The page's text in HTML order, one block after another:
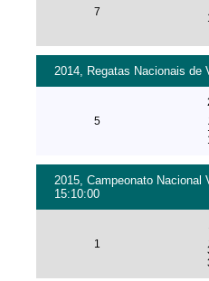
7
2014, Regatas Nacionais de
5
2015, Campeonato Nacional
15:10:00
1